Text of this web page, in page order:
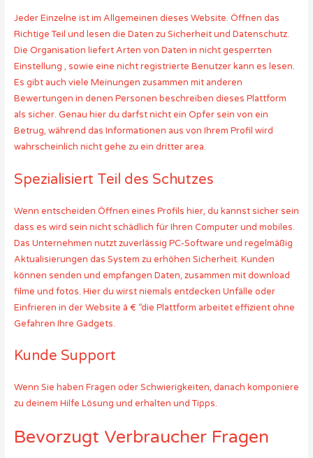
Jeder Einzelne ist im Allgemeinen dieses Website. Öffnen das
Richtige Teil und lesen die Daten zu Sicherheit und Datenschutz.
Die Organisation liefert Arten von Daten in nicht gesperrten
Einstellung , sowie eine nicht registrierte Benutzer kann es lesen.
Es gibt auch viele Meinungen zusammen mit anderen
Bewertungen in denen Personen beschreiben dieses Plattform
als sicher. Genau hier du darfst nicht ein Opfer sein von ein
Betrug, während das Informationen aus von Ihrem Profil wird
wahrscheinlich nicht gehe zu ein dritter area.
Spezialisiert Teil des Schutzes
Wenn entscheiden Öffnen eines Profils hier, du kannst sicher sein
dass es wird sein nicht schädlich für Ihren Computer und mobiles.
Das Unternehmen nutzt zuverlässig PC-Software und regelmäßig
Aktualisierungen das System zu erhöhen Sicherheit. Kunden
können senden und empfangen Daten, zusammen mit download
filme und fotos. Hier du wirst niemals entdecken Unfälle oder
Einfrieren in der Website â € “die Plattform arbeitet effizient ohne
Gefahren Ihre Gadgets.
Kunde Support
Wenn Sie haben Fragen oder Schwierigkeiten, danach komponiere
zu deinem Hilfe Lösung und erhalten und Tipps.
Bevorzugt Verbraucher Fragen